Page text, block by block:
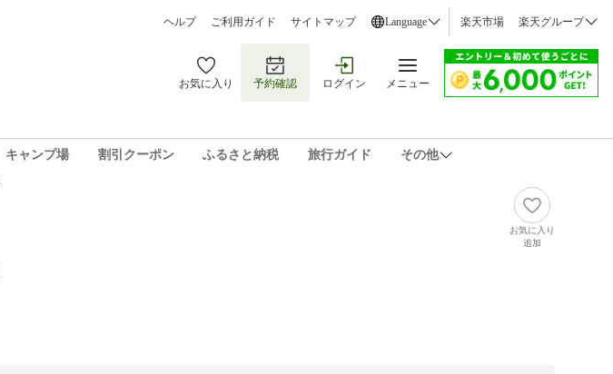
ヘルプ ご利用ガイド サイトマップ Language 楽天市場 楽天グループ
お気に入り 予約確認 ログイン メニュー
キャンプ場 割引クーポン ふるさと納税 旅行ガイド その他
お気に入り
追加